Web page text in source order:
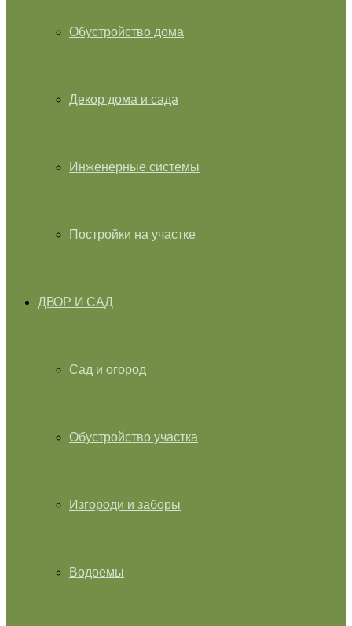
Обустройство дома
Декор дома и сада
Инженерные системы
Постройки на участке
ДВОР И САД
Сад и огород
Обустройство участка
Изгороди и заборы
Водоемы